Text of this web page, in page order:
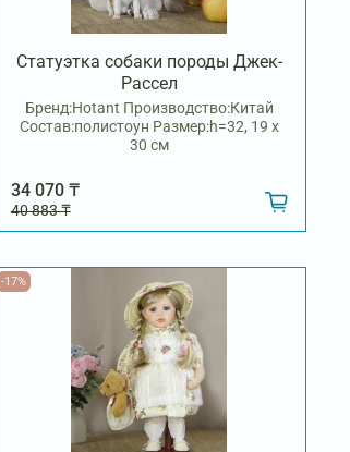
Статуэтка собаки породы Джек-
Рассел
Бренд:Hotant Производство:Китай
Состав:полистоун Размер:h=32, 19 х
30 см
34 070 ₸
40 883 ₸
-17%